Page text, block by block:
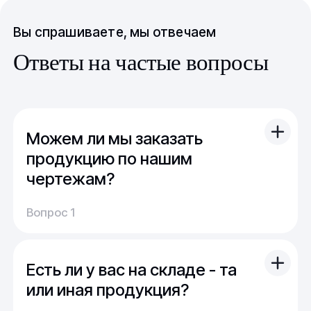
Вы спрашиваете, мы отвечаем
Ответы на частые вопросы
Можем ли мы заказать
продукцию по нашим
чертежам?
Вы можете отправить свой чертеж/проект
(в т.ч. примерный) с техническим заданием.
Мы можем изготовить для вас как мелкую
продукцию (метизы, точеные отводы,
детали), так и большие изделия
Вопрос 1
Есть ли у вас на складе - та
или иная продукция?